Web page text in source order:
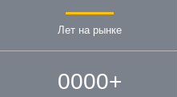
Лет на рынке
0000+